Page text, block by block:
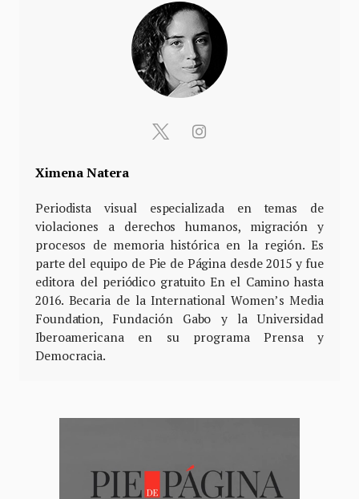
Ximena Natera
Periodista visual especializada en temas de
violaciones a derechos humanos, migración y
procesos de memoria histórica en la región. Es
parte del equipo de Pie de Página desde 2015 y fue
editora del periódico gratuito En el Camino hasta
2016. Becaria de la International Women’s Media
Foundation, Fundación Gabo y la Universidad
Iberoamericana en su programa Prensa y
Democracia.